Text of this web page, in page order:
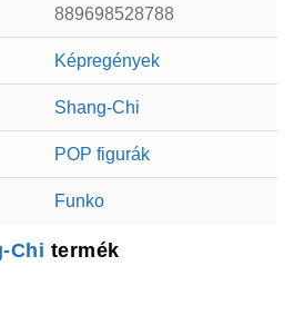
889698528788
Képregények
Shang-Chi
POP figurák
Funko
Chi termék